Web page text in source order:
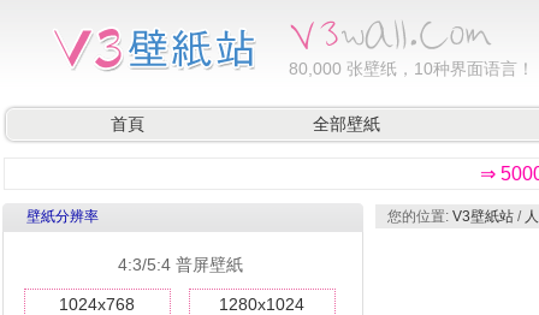
80,000 张壁纸，10种界面语言！
首頁 全部壁紙
⇒
壁紙分辨率
4:3/5:4 普屏壁紙
1024x768 1280x1024
您的位置: V3壁紙站 /